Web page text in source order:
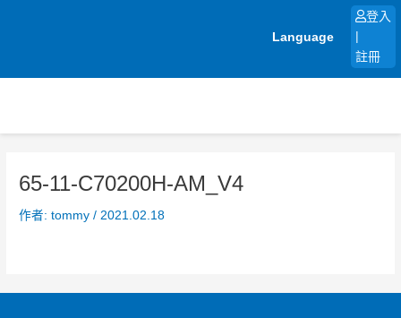
Language
登入
註冊
65-11-C70200H-AM_V4
作者:tommy/ 2021.02.18